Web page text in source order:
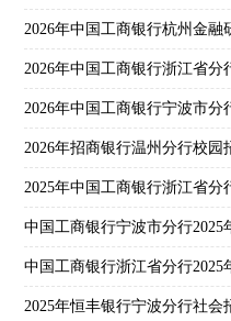
2026年中国工商银行杭州金
2026年中国工商银行浙江省分
2026年中国工商银行宁波市分
2026年招商银行温州分行校园
中国工商银行宁波市分行2025
中国工商银行浙江省分行2025
2025年恒丰银行宁波分行社会